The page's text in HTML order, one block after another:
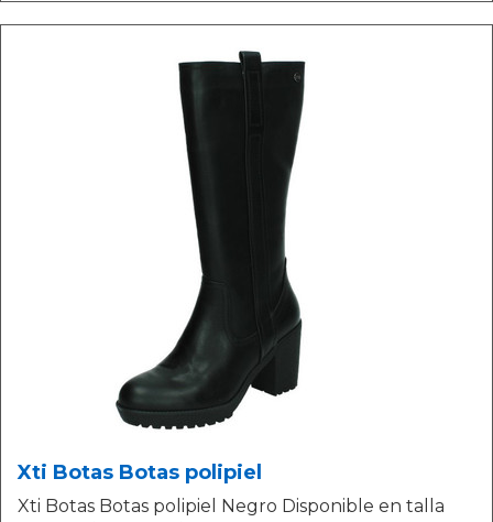
Xti Botas Botas polipiel
Xti Botas Botas polipiel Negro Disponible en talla